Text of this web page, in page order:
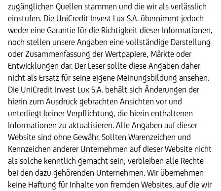
zugänglichen Quellen stammen und die wir als verlässlich
einstufen. Die UniCredit Invest Lux S.A. übernimmt jedoch
weder eine Garantie für die Richtigkeit dieser Informationen,
noch stellen unsere Angaben eine vollständige Darstellung
oder Zusammenfassung der Wertpapiere, Märkte oder
Entwicklungen dar. Der Leser sollte diese Angaben daher
nicht als Ersatz für seine eigene Meinungsbildung ansehen.
Die UniCredit Invest Lux S.A. behält sich Änderungen der
hierin zum Ausdruck gebrachten Ansichten vor und
unterliegt keiner Verpflichtung, die hierin enthaltenen
Informationen zu aktualisieren. Alle Angaben auf dieser
Website sind ohne Gewähr. Sollten Warenzeichen und
Kennzeichen anderer Unternehmen auf dieser Website nicht
als solche kenntlich gemacht sein, verbleiben alle Rechte
bei den dazu gehörenden Unternehmen. Wir übernehmen
keine Haftung für Inhalte von fremden Websites, auf die wir